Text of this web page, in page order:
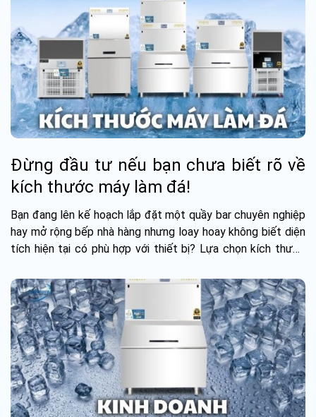
Đừng đầu tư nếu bạn chưa biết rõ về
kích thước máy làm đá!
Bạn đang lên kế hoạch lắp đặt một quầy bar chuyên nghiệp
hay mở rộng bếp nhà hàng nhưng loay hoay không biết diện
tích hiện tại có phù hợp với thiết bị? Lựa chọn kích thước